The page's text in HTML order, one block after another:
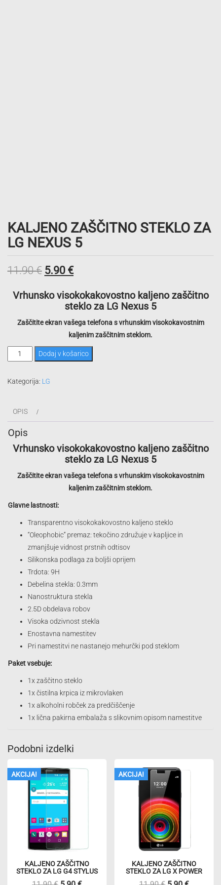
KALJENO ZAŠČITNO STEKLO ZA
LG NEXUS 5
11.90€ Izvirna
cena
bila:
11.90 €.
5.90 €Trenutna
cena
je:
5.90 €.
Vrhunsko visokokakovostno kaljeno zaščitno
steklo za LG Nexus 5
Zaščitite ekran vašega telefona s vrhunskim visokokavostnim
kaljenim zaščitnim steklom.
Kaljeno
zaščitno
Nexus
količina
Dodaj v košarico
Kategorija: LG
OPIS
Opis
Vrhunsko visokokakovostno kaljeno zaščitno
steklo za LG Nexus 5
Zaščitite ekran vašega telefona s vrhunskim visokokavostnim
kaljenim zaščitnim steklom.
Glavne lastnosti:
Transparentno visokokakovostno kaljeno steklo
“Oleophobic” premaz: tekočino združuje v kapljice in
zmanjšuje vidnost prstnih odtisov
Silikonska podlaga za boljši oprijem
Trdota: 9H
Debelina stekla: 0.3mm
Nanostruktura stekla
2.5D obdelava robov
Visoka odzivnost stekla
Enostavna namestitev
Pri namestitvi ne nastanejo mehurčki pod steklom
Paket vsebuje:
1x zaščitno steklo
1x čistilna krpica iz mikrovlaken
1x alkoholni robček za predčiščenje
1x lična pakirna embalaža s slikovnim opisom namestitve
Podobni izdelki
AKCIJA!
KALJENO ZAŠČITNO
STEKLO ZA LG G4 STYLUS
AKCIJA!
KALJENO ZAŠČITNO
STEKLO ZA LG X POWER